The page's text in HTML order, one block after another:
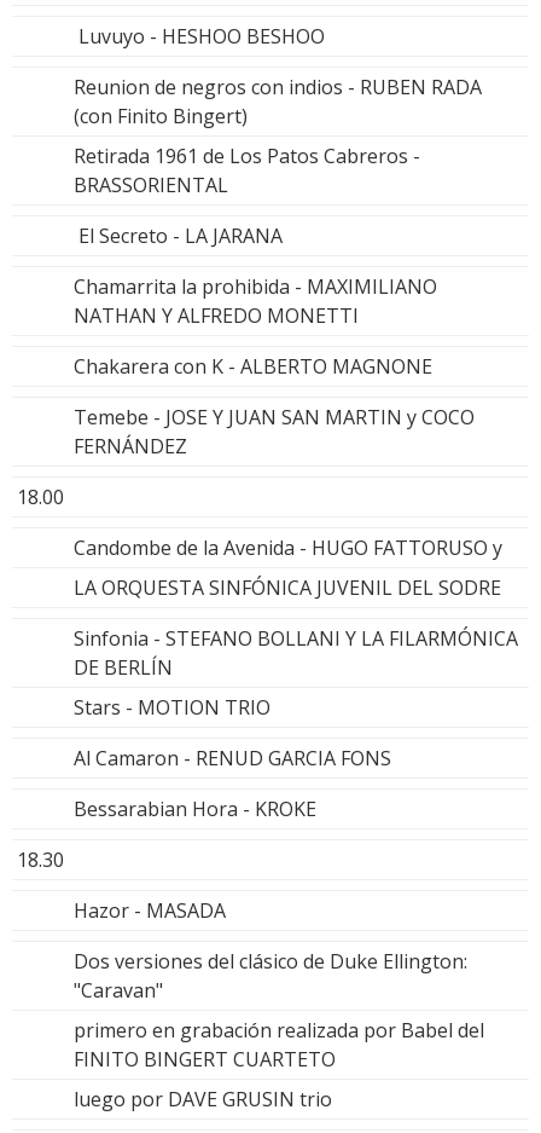
Luvuyo - HESHOO BESHOO
Reunion de negros con indios - RUBEN RADA
(con Finito Bingert)
Retirada 1961 de Los Patos Cabreros -
BRASSORIENTAL
El Secreto - LA JARANA
Chamarrita la prohibida - MAXIMILIANO
NATHAN Y ALFREDO MONETTI
Chakarera con K - ALBERTO MAGNONE
Temebe - JOSE Y JUAN SAN MARTIN y COCO
FERNÁNDEZ
18.00
Candombe de la Avenida - HUGO FATTORUSO y
LA ORQUESTA SINFÓNICA JUVENIL DEL SODRE
Sinfonia - STEFANO BOLLANI Y LA FILARMÓNICA
DE BERLÍN
Stars - MOTION TRIO
Al Camaron - RENUD GARCIA FONS
Bessarabian Hora - KROKE
18.30
Hazor - MASADA
Dos versiones del clásico de Duke Ellington:
"Caravan"
primero en grabación realizada por Babel del
FINITO BINGERT CUARTETO
luego por DAVE GRUSIN trio